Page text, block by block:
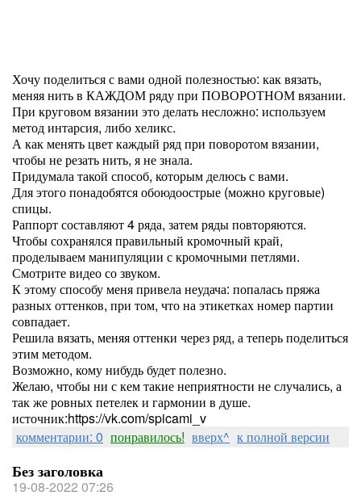
Хочу поделиться с вами одной полезностью: как вязать,
меняя нить в КАЖДОМ ряду при ПОВОРОТНОМ вязании.
При круговом вязании это делать несложно: используем
метод интарсия, либо хеликс.
А как менять цвет каждый ряд при поворотом вязании,
чтобы не резать нить, я не знала.
Придумала такой способ, которым делюсь с вами.
Для этого понадобятся обоюдоострые (можно круговые)
спицы.
Раппорт составляют 4 ряда, затем ряды повторяются.
Чтобы сохранялся правильный кромочный край,
проделываем манипуляции с кромочными петлями.
Смотрите видео со звуком.
К этому способу меня привела неудача: попалась пряжа
разных оттенков, при том, что на этикетках номер партии
совпадает.
Решила вязать, меняя оттенки через ряд, а теперь поделиться
этим методом.
Возможно, кому нибудь будет полезно.
Желаю, чтобы ни с кем такие неприятности не случались, а
так же ровных петелек и гармонии в душе.
источник:https://vk.com/spicami_v
комментарии: 0 понравилось! вверх^ к полной версии
Без заголовка
19-08-2022 07:26